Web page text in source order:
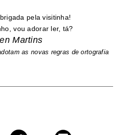
pela visitinha!
vou adorar ler, tá?
Martins
as novas regras de ortografia